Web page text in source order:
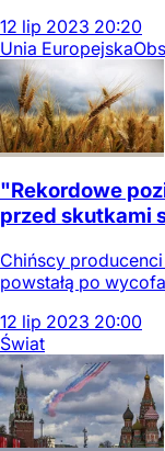
12 lip 2023 20:20
Unia Europejska
"Rekordowe
przed skutkami
Chińscy
powstałą po
12 lip 2023 20:00
Świat